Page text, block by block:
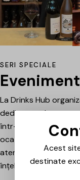
SERI SPECIALE
La Drinks Hub
dedicate celor care
într-o atmosferă
ocazie de a explora
atent alese,
înțelege mai bine
Acest
destinate